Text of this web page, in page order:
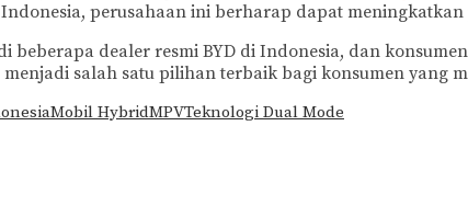
perusahaan ini berharap dapat
beberapa dealer resmi BYD di Indonesia, dan
menjadi salah satu pilihan terbaik bagi konsumen
Mobil HybridMPVTeknologi Dual Mode